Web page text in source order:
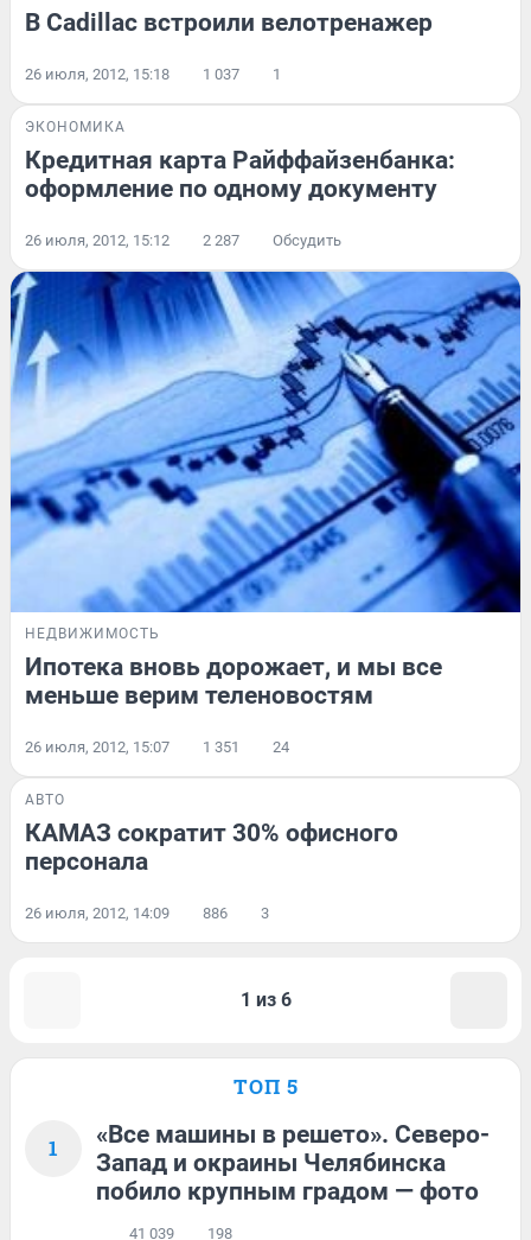
В Cadillac встроили велотренажер
26 июля, 2012, 15:18 1 037 1
ЭКОНОМИКА
Кредитная карта Райффайзенбанка:
оформление по одному документу
26 июля, 2012, 15:12 2 287 Обсудить
НЕДВИЖИМОСТЬ
Ипотека вновь дорожает, и мы все
меньше верим теленовостям
26 июля, 2012, 15:07 1 351 24
АВТО
КАМАЗ сократит 30% офисного
персонала
26 июля, 2012, 14:09 886 3
1 из 6
ТОП 5
1
«Все машины в решето». Северо-
Запад и окраины Челябинска
побило крупным градом — фото
41 039 198